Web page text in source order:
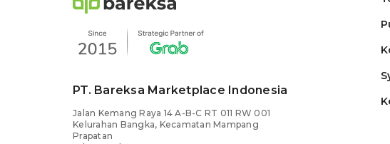
PT. Bareksa Marketplace Indonesia
Jalan Kemang Raya 14 A-B-C RT 011 RW 001
Kelurahan Bangka, Kecamatan Mampang
Prapatan